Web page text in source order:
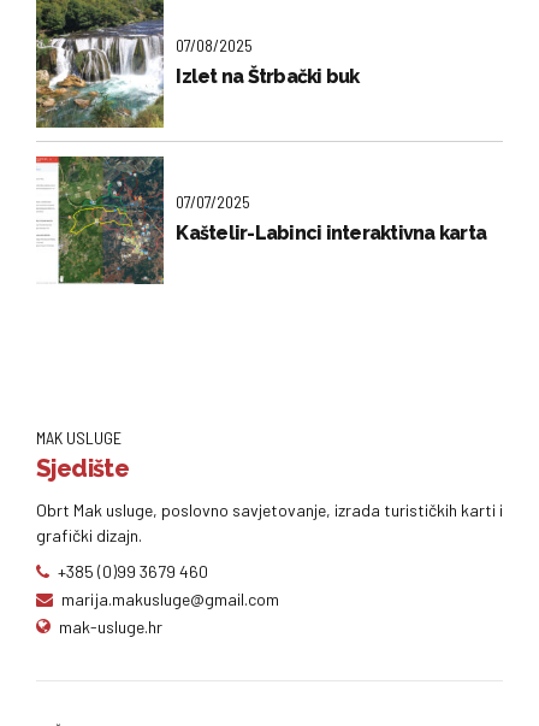
07/08/2025
Izlet na Štrbački buk
07/07/2025
Kaštelir-Labinci interaktivna karta
MAK USLUGE
Sjedište
Obrt Mak usluge, poslovno savjetovanje, izrada turističkih karti i
grafički dizajn.
+385 (0)99 3679 460
marija.makusluge@gmail.com
mak-usluge.hr